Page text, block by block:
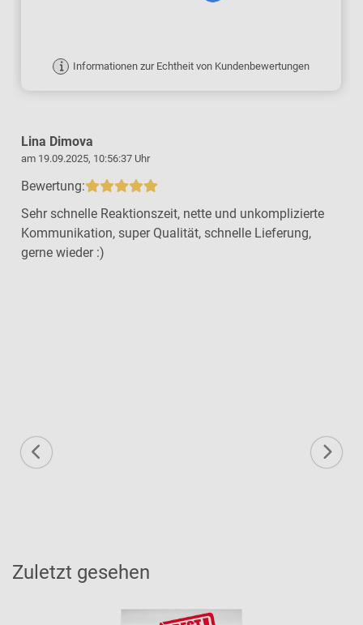
Informationen zur Echtheit von Kundenbewertungen
Lina Dimova
am 19.09.2025, 10:56:37 Uhr
Bewertung:
Sehr schnelle Reaktionszeit, nette und unkomplizierte
Kommunikation, super Qualität, schnelle Lieferung,
gerne wieder :)
Zuletzt gesehen